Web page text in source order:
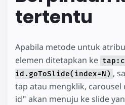
tertentu
Apabila metode untuk
elemen ditetapkan ke
id.goToSlide(index=N) ,
tap atau mengklik, carousel
id" akan menuju ke slide